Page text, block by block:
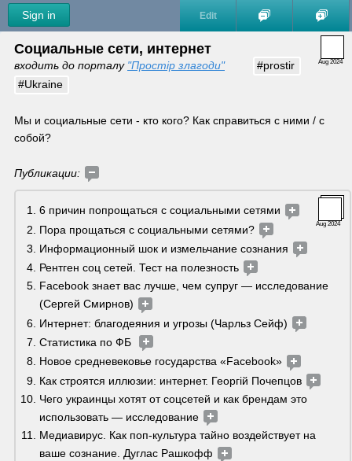
Sign in Edit
Aug 2024
Социальные сети, интернет
входить до порталу "Простір злагоди"
#prostir
#Ukraine
Мы и социальные сети - кто кого? Как справиться с ними / с
собой?
Публикации:
Aug 2024
6 причин попрощаться с социальными сетями
Пора прощаться с социальными сетями?
Информационный шок и измельчание сознания
Рентген соц сетей. Тест на полезность
Facebook знает вас лучше, чем супруг — исследование
(Сергей Смирнов)
Интернет: благодеяния и угрозы (Чарльз Сейф)
Статистика по ФБ
Новое средневековье государства «Facebook»
Как строятся иллюзии: интернет. Георгій Почепцов
Чего украинцы хотят от соцсетей и как брендам это
использовать — исследование
Медиавирус. Как поп-культура тайно воздействует на
ваше сознание. Дуглас Рашкофф